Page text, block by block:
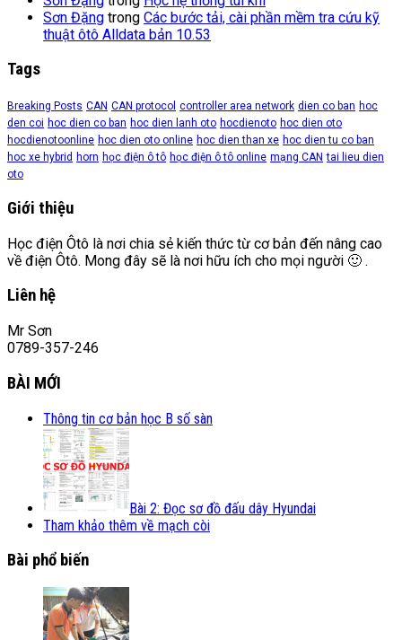
Sơn Đặng trong Các bước tải, cài phần mềm tra cứu kỹ
thuật ôtô Alldata bản 10.53
Tags
Breaking Posts CAN CAN protocol controller area network dien co ban hoc
den coi hoc dien co ban hoc dien lanh oto hocdienoto hoc dien oto
hocdienotoonline hoc dien oto online hoc dien than xe hoc dien tu co ban
hoc xe hybrid horn học điện ô tô học điện ô tô online mạng CAN tai lieu dien
oto
Giới thiệu
Học điện Ôtô là nơi chia sẻ kiến thức từ cơ bản đến nâng cao
về điện Ôtô. Mong đây sẽ là nơi hữu ích cho mọi người 🙂 .
Liên hệ
Mr Sơn
0789-357-246
BÀI MỚI
Thông tin cơ bản học B số sàn
Bài 2: Đọc sơ đồ đấu dây Hyundai
Tham khảo thêm về mạch còi
Bài phổ biến